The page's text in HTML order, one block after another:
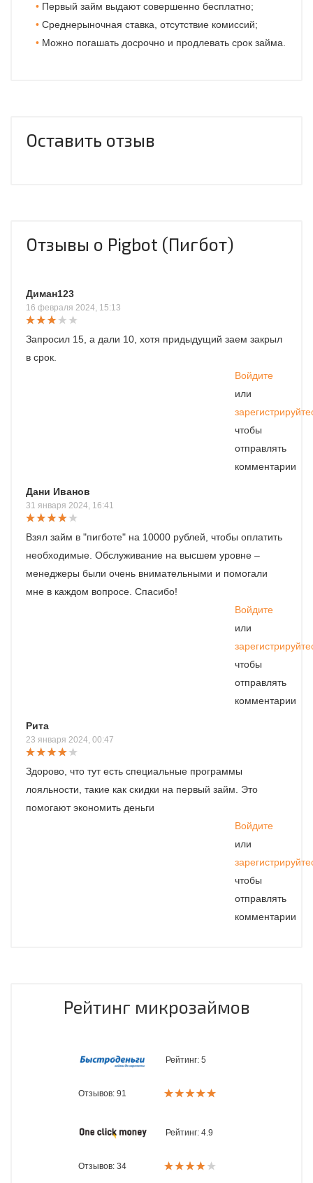
Первый займ выдают совершенно бесплатно;
Среднерыночная ставка, отсутствие комиссий;
Можно погашать досрочно и продлевать срок займа.
Оставить отзыв
Отзывы о Pigbot (Пигбот)
Диман123
16 февраля 2024, 15:13
Запросил 15, а дали 10, хотя придыдущий заем закрыл
в срок.
Войдите
или
чтобы
отправлять
комментарии
Дани Иванов
31 января 2024, 16:41
Взял займ в "пигботе" на 10000 рублей, чтобы оплатить
необходимые. Обслуживание на высшем уровне –
менеджеры были очень внимательными и помогали
мне в каждом вопросе. Спасибо!
Войдите
или
чтобы
отправлять
комментарии
Рита
23 января 2024, 00:47
Здорово, что тут есть специальные программы
лояльности, такие как скидки на первый займ. Это
помогают экономить деньги
Войдите
или
чтобы
отправлять
комментарии
Рейтинг микрозаймов
Рейтинг: 5
Отзывов: 91
Рейтинг: 4.9
Отзывов: 34